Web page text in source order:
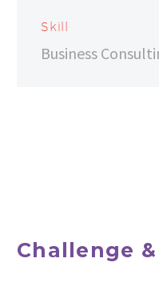
Skill
Business
Challenge